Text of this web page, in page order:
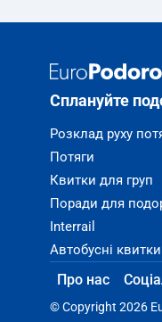
Сплануйте
Розклад руху
Потяги
Квитки для груп
Поради для
Interrail
Автобусні квитки
Про нас
© Copyright 2026